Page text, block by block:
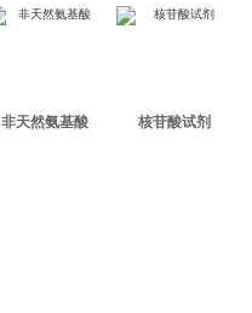
非天然氨基酸 核苷酸试剂